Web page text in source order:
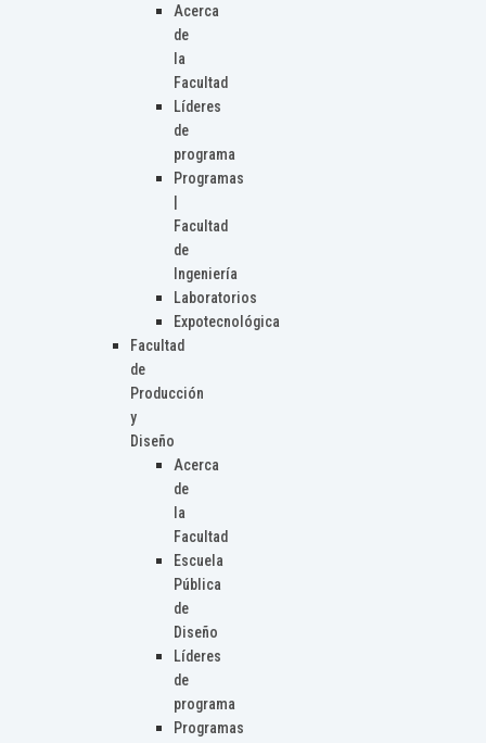
Acerca
de
la
Facultad
Líderes
de
programa
Programas
Facultad
de
Ingeniería
Laboratorios
Expotecnológica
Facultad
de
Producción
y
Diseño
Acerca
de
la
Facultad
Escuela
Pública
de
Diseño
Líderes
de
programa
Programas